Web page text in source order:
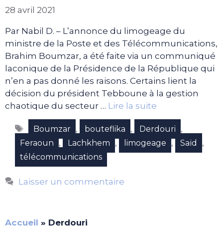
28 avril 2021
Par Nabil D. – L’annonce du limogeage du
ministre de la Poste et des Télécommunications,
Brahim Boumzar, a été faite via un communiqué
laconique de la Présidence de la République qui
n’en a pas donné les raisons. Certains lient la
décision du président Tebboune à la gestion
chaotique du secteur … Lire la suite
Étiquettes
Boumzar , bouteflika , Derdouri ,
Feraoun , Lachkhem , limogeage , Saïd ,
télécommunications
Laisser un commentaire
Accueil » Derdouri